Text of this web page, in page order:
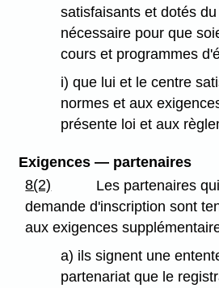
satisfaisants et dotés
nécessaire pour que
cours et programmes
i) que lui et le centre
normes et aux
présente loi et aux
Exigences — partenaires
8(2)
Les partenaires
demande d'inscription sont
aux exigences
a) ils signent une
partenariat que le